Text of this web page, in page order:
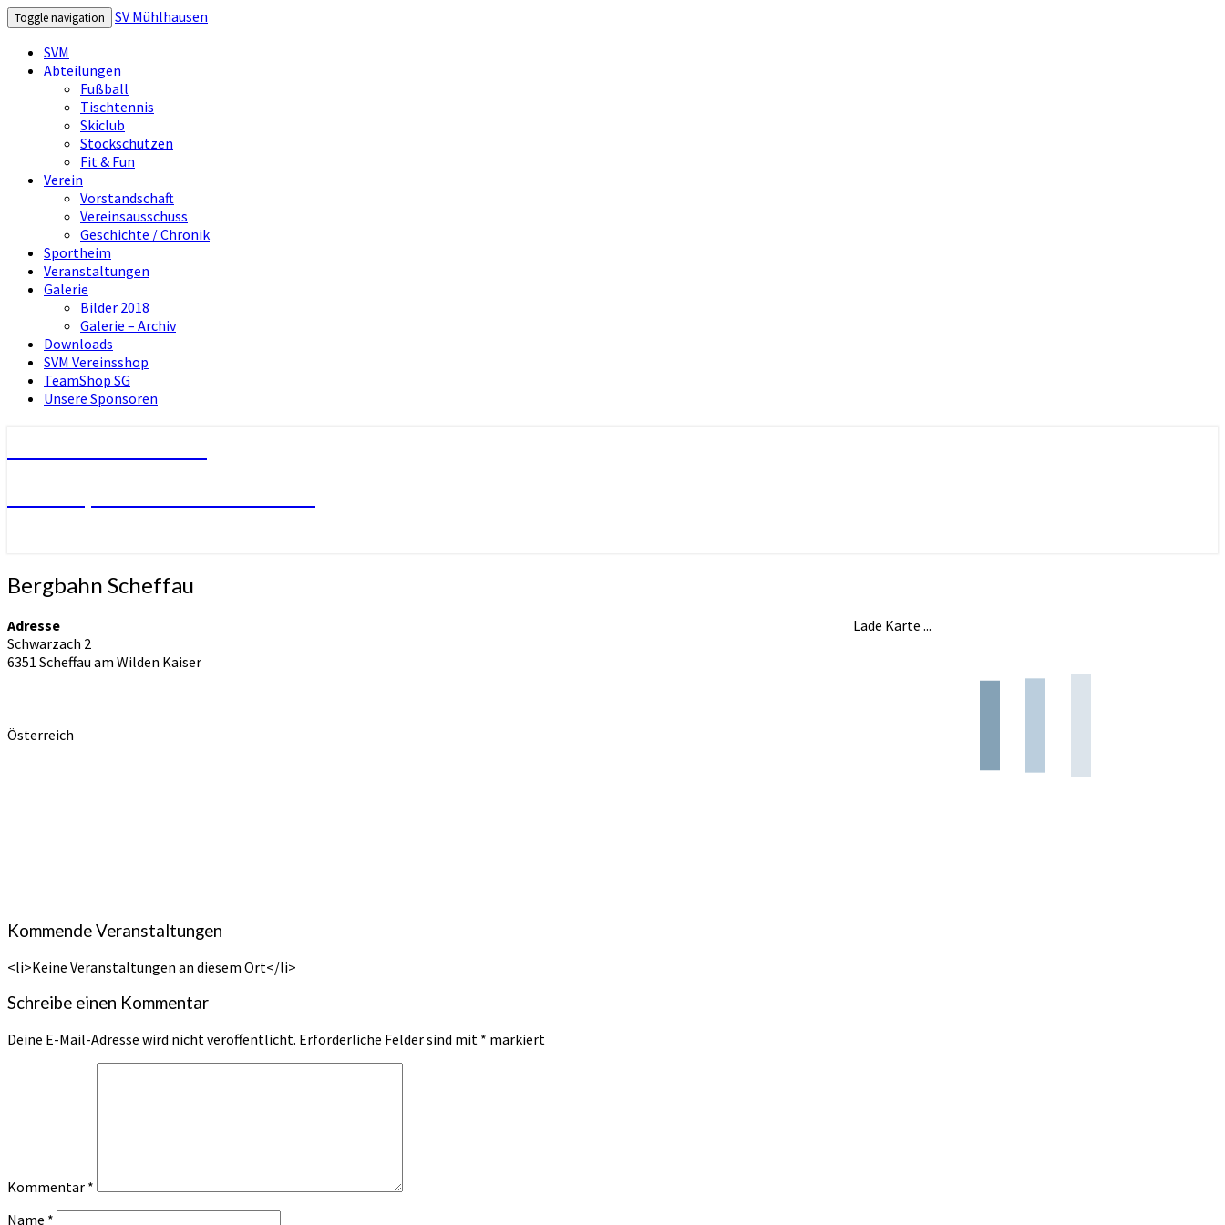
Toggle navigation
SV Mühlhausen
SVM
Abteilungen
Fußball
Tischtennis
Skiclub
Stockschützen
Fit & Fun
Verein
Vorstandschaft
Vereinsausschuss
Geschichte / Chronik
Sportheim
Veranstaltungen
Galerie
Bilder 2018
Galerie – Archiv
Downloads
SVM Vereinsshop
TeamShop SG
Unsere Sponsoren
Bergbahn
Scheffau
Bergbahn Scheffau
Lade Karte ...
Adresse
Schwarzach 2
6351 Scheffau am Wilden Kaiser
Österreich
Kommende Veranstaltungen
<li>Keine Veranstaltungen an diesem Ort</li>
Schreibe einen Kommentar
Deine E-Mail-Adresse wird nicht veröffentlicht. Erforderliche Felder sind mit * markiert
Kommentar *
Name *